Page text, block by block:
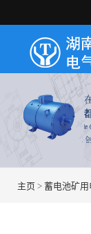
主页 > 蓄电池矿